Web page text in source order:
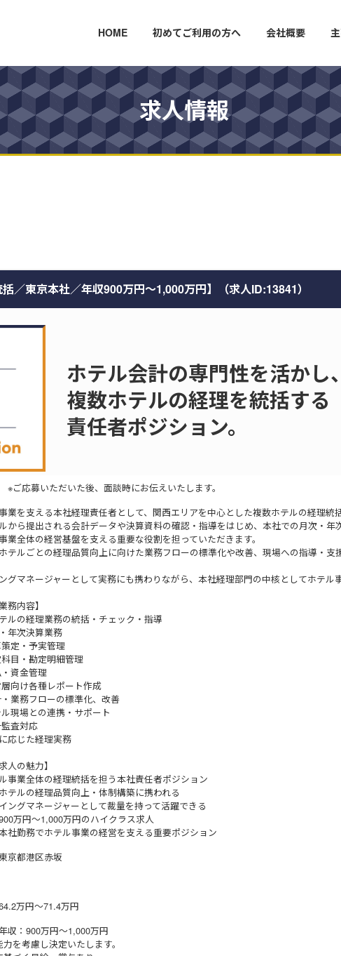
HOME 初めてご利用の方へ 会社概要
求人情報
／東京本社／年収900万円～1,000万円】（求人ID:13841）
ホテル会計の専門性を活かし、
複数ホテルの経理を統括する
責任者ポジション。
ご応募いただいた後、面談時にお伝えいたします。
業を支える本社経理責任者として、関西エリアを中心とした複数ホテルの経理統
から提出される会計データや決算資料の確認・指導をはじめ、本社での月次・年
業全体の経営基盤を支える重要な役割を担っていただきます。
テルごとの経理品質向上に向けた業務フローの標準化や改善、現場への指導・
グマネージャーとして実務にも携わりながら、本社経理部門の中核としてホテル
務内容】
ルの経理業務の統括・チェック・指導
年次決算業務
策定・予実管理
科目・勘定明細管理
・資金管理
層向け各種レポート作成
・業務フローの標準化、改善
ル現場との連携・サポート
監査対応
応じた経理実務
人の魅力】
事業全体の経理統括を担う本社責任者ポジション
テルの経理品質向上・体制構築に携われる
ングマネージャーとして裁量を持って活躍できる
万円～1,000万円のハイクラス求人
社勤務でホテル事業の経営を支える重要ポジション
京都港区赤坂
万円～71.4万円
収：900万円～1,000万円
を考慮し決定いたします。